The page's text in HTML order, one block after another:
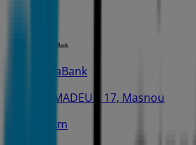
CaixaBank
C. AMADEU I, 17, Masnou
1.2 km